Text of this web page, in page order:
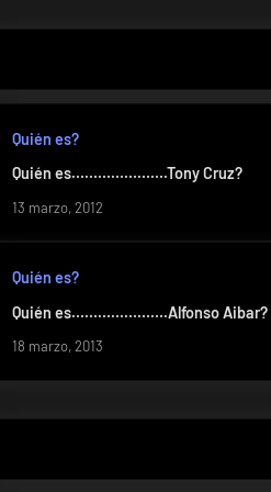
Quién es?
Quién es………………….Tony Cruz?
13 marzo, 2012
Quién es?
Quién es………………….Alfonso Aibar?
18 marzo, 2013